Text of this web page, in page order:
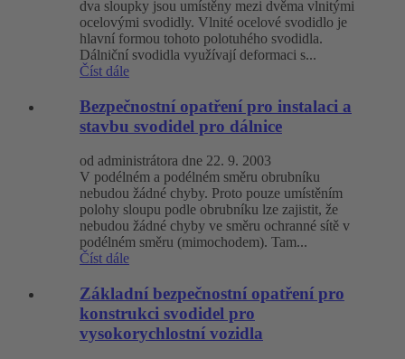
dva sloupky jsou umístěny mezi dvěma vlnitými
ocelovými svodidly. Vlnité ocelové svodidlo je
hlavní formou tohoto polotuhého svodidla.
Dálniční svodidla využívají deformaci s...
Číst dále
Bezpečnostní opatření pro instalaci a
stavbu svodidel pro dálnice
od administrátora dne 22. 9. 2003
V podélném a podélném směru obrubníku
nebudou žádné chyby. Proto pouze umístěním
polohy sloupu podle obrubníku lze zajistit, že
nebudou žádné chyby ve směru ochranné sítě v
podélném směru (mimochodem). Tam...
Číst dále
Základní bezpečnostní opatření pro
konstrukci svodidel pro
vysokorychlostní vozidla